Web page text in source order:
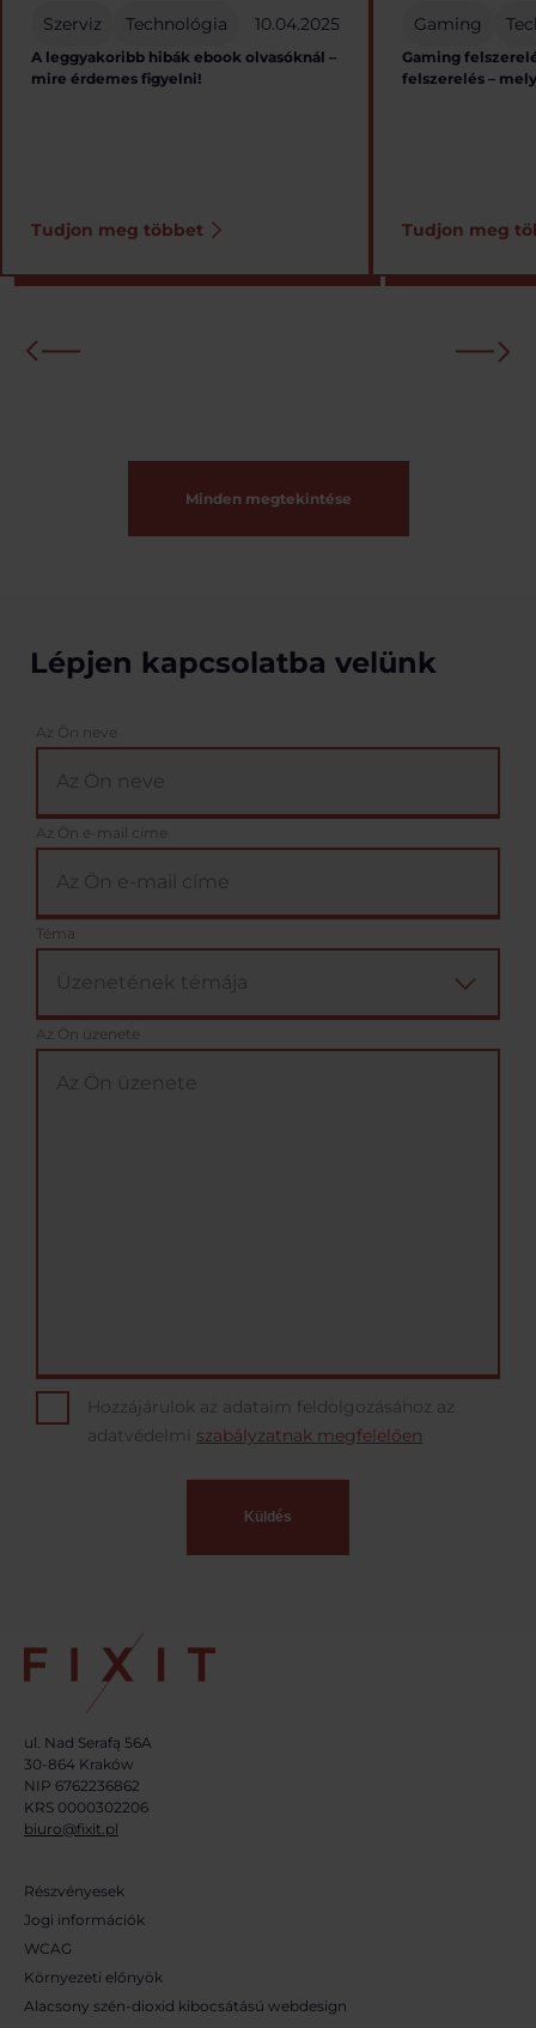
Szerviz Technológia 10.04.2025
A leggyakoribb hibák ebook olvasóknál –
mire érdemes figyelni!
Tudjon meg többet
Gaming
Gaming
felszerelés –
Tudjon meg
Minden megtekintése
Lépjen kapcsolatba velünk
Az Ön neve
Az Ön e-mail címe
Téma
Az Ön üzenete
Hozzájárulok az adataim feldolgozásához az
adatvédelmi szabályzatnak megfelelően
ul. Nad Serafą 56A
30-864 Kraków
NIP 6762236862
KRS 0000302206
biuro@fixit.pl
Részvényesek
Jogi információk
WCAG
Környezeti előnyök
Alacsony szén-dioxid kibocsátású webdesign